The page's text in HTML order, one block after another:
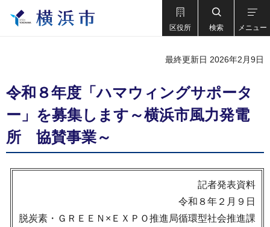
区役所 検索 メニュー
最終更新日 2026年2月9日
令和８年度「ハマウィングサポータ
ー」を募集します～横浜市風力発電
所 協賛事業～
記者発表資料
令和８年２月９日
脱炭素・ＧＲＥＥＮ×ＥＸＰＯ推進局循環型社会推進課